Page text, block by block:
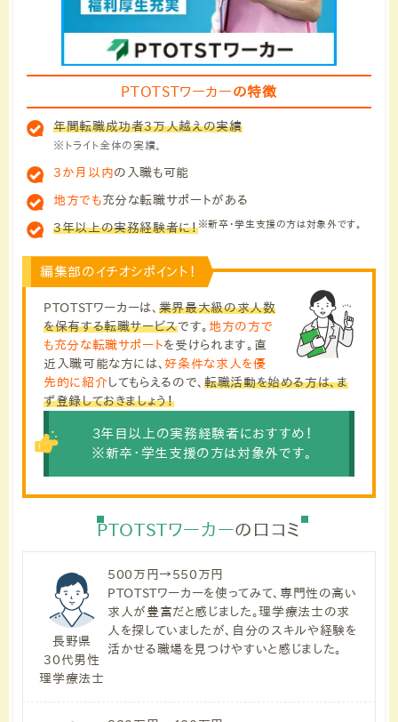
PTOTSTワーカーの特徴
年間転職成功者3万人越えの実績
※トライト全体の実績。
3か月以内の入職も可能
地方でも充分な転職サポートがある
3年以上の実務経験者に！※新卒・学生支援の方は対象外です。
編集部のイチオシポイント！
PTOTSTワーカーは、 業界最大級の求人数
を保有する転職サービスです。 地方の方で
も充分な転職サポートを受けられます。直
近入職可能な方には、 好条件な求人を優
先的に紹介してもらえるので、 転職活動を始める方は、ま
ず登録しておきましょう！
3年目以上の実務経験者におすすめ！
※新卒・学生支援の方は対象外です。
PTOTSTワーカーの口コミ
長野県
30代男性
理学療法士
500万円→550万円
PTOTSTワーカーを使ってみて、専門性の高い
求人が豊富だと感じました。理学療法士の求
人を探していましたが、自分のスキルや経験を
活かせる職場を見つけやすいと感じました。